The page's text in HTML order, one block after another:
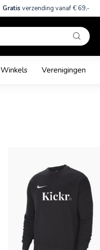
Gratis verzending vanaf € 69,-
Winkels Verenigingen